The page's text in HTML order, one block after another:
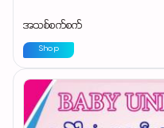
အသစ်စက်စက်
Shop